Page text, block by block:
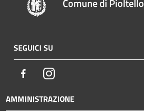
SEGUICI SU
FacebookInstagram
AMMINISTRAZIONE